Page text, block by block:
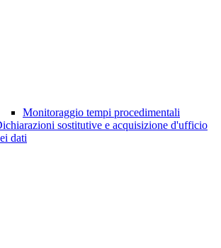
Monitoraggio tempi procedimentali
sostitutive e acquisizione d'ufficio
dati